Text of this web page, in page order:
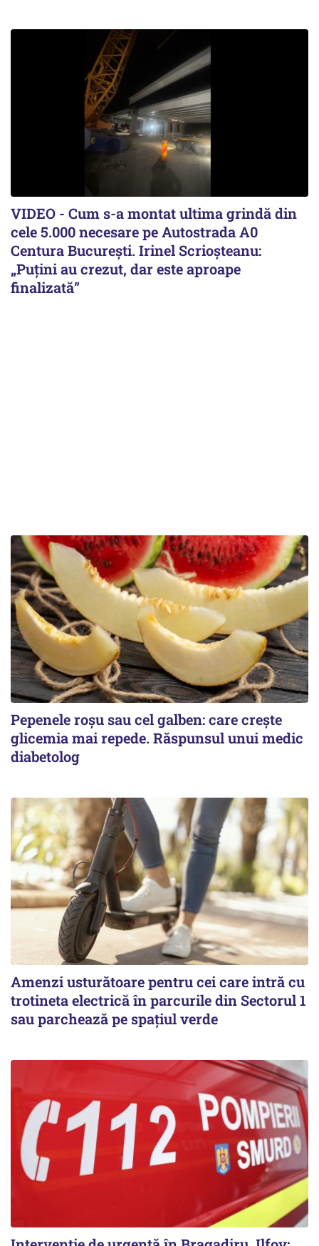
VIDEO - Cum s-a montat ultima grindă din
cele 5.000 necesare pe Autostrada A0
Centura București. Irinel Scrioșteanu:
„Puțini au crezut, dar este aproape
finalizată”
Pepenele roșu sau cel galben: care crește
glicemia mai repede. Răspunsul unui medic
diabetolog
Amenzi usturătoare pentru cei care intră cu
trotineta electrică în parcurile din Sectorul 1
sau parchează pe spațiul verde